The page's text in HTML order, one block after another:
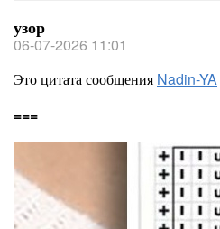
узор
06-07-2026 11:01
Это цитата сообщения Nadin-YA
===